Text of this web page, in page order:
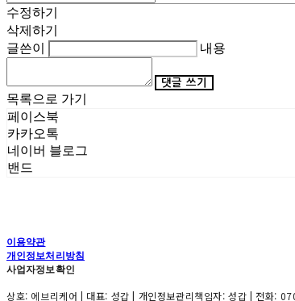
수정하기
삭제하기
글쓴이
내용
댓글 쓰기
목록으로 가기
페이스북
카카오톡
네이버 블로그
밴드
이용약관
개인정보처리방침
사업자정보확인
상호: 에브리케어 | 대표: 성갑 | 개인정보관리책임자: 성갑 | 전